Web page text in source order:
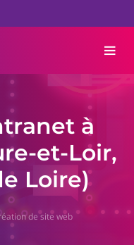
à
et-Loir,
Loire)
de site web